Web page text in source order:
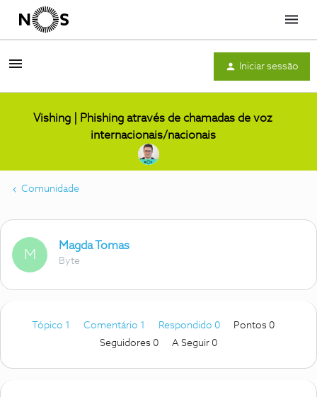
Menu
Iniciar sessão
Vishing | Phishing através de chamadas de voz
internacionais/nacionais
Comunidade
M
Magda Tomas
Byte
Tópico 1 Comentário 1 Respondido 0
Pontos 0
Seguidores 0 A Seguir 0